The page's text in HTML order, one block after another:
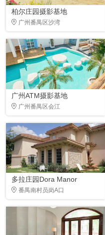
柏尔庄园摄影基地
广州番禺区沙湾
广州ATM摄影基地
广州番禺区会江
多拉庄园Dora Manor
番禺南村员岗A口